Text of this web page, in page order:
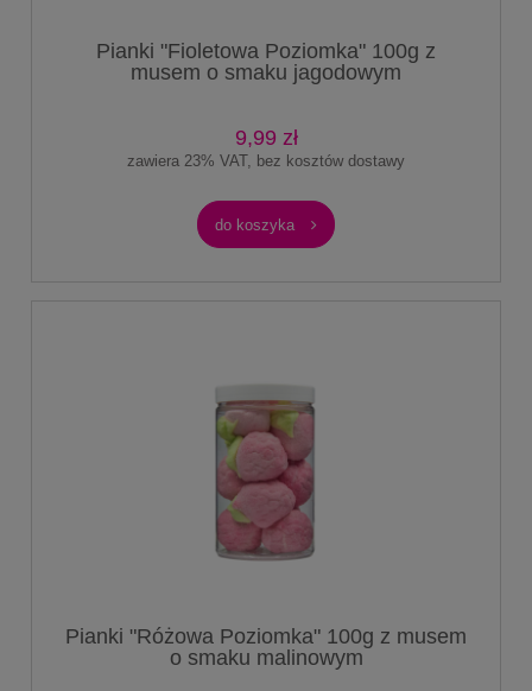
Pianki "Fioletowa Poziomka" 100g z
musem o smaku jagodowym
9,99 zł
zawiera 23% VAT, bez kosztów dostawy
do koszyka
Pianki "Różowa Poziomka" 100g z musem
o smaku malinowym